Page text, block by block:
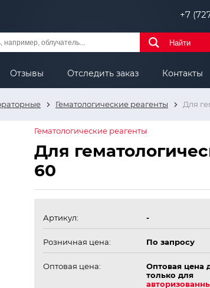
+7
Найти
Отзывы Отследить заказ Контакты
Гематологические реагенты Для
Гематологические реагенты
Для
60
Артикул: -
Розничная цена: По запросу
Оптовая цена:
Оптовая цена
только для